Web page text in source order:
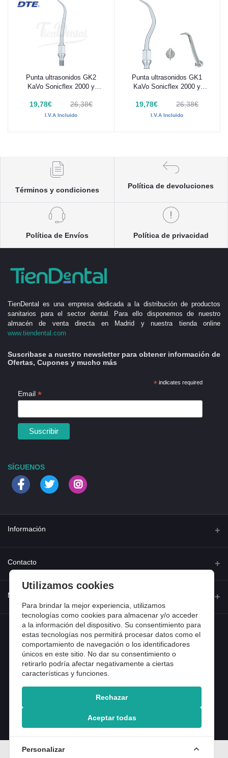
Añadir al carrito
Punta ultrasonidos GK2
KaVo Sonicflex 2000 y
19,78€ 26,38€
I.V.A Incluido
Añadir al carrito
Punta ultrasonidos GK1
KaVo Sonicflex 2000 y
19,78€ 26,38€
I.V.A Incluido
Términos y condiciones
Política de devoluciones
Política de Envíos Política de privacidad
TienDental es una empresa dedicada a la distribución de productos
sanitarios para el sector dental. Para ello disponemos de nuestro
almacén de venta directa en Madrid y nuestra tienda online
www.tiendental.com
Suscribase a nuestro newsletter para obtener información de
Ofertas, Cupones y mucho más
*indicates required
Email *
SÍGUENOS
Información
Quienes somos
Preguntas frecuentes
Entradas de blog
Contacto
Calle Ferraz 42, Madrid
Teléfono
918 13 81 81
Email
info@tiendental.com
Mi cuenta
Iniciar sesión
Historial de pedidos
Mi lista de compra
Copyright 2025 © TienDental productos dentales, S.L..
Utilizamos cookies
Para brindar la mejor experiencia, utilizamos
tecnologías como cookies para almacenar y/o acceder
a la información del dispositivo. Su consentimiento para
estas tecnologías nos permitirá procesar datos como el
comportamiento de navegación o los identificadores
únicos en este sitio. No dar su consentimiento o
retirarlo podría afectar negativamente a ciertas
características y funciones.
Rechazar
Aceptar todas
Personalizar